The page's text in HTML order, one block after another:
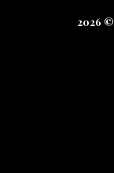
2026 ©